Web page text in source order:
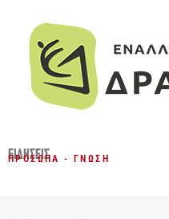
ΕΙΔΉΣΕΙΣ
ΠΡΌΣΩΠΑ - ΓΝΏΣΗ